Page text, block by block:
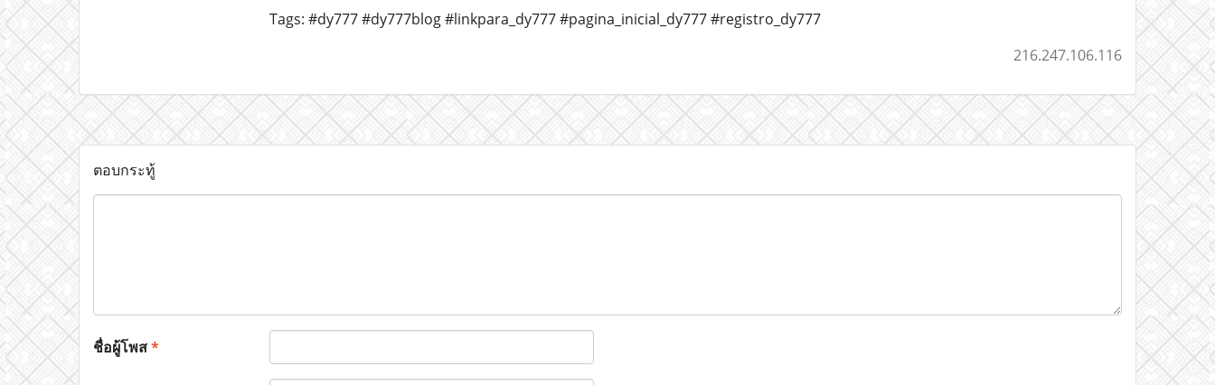
Tags: #dy777 #dy777blog #linkpara_dy777 #pagina_inicial_dy777 #registro_dy777
216.247.106.116
ตอบกระทู้
ชื่อผู้โพส*